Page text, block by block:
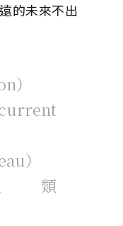
的未來不出
）
）
類